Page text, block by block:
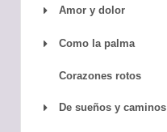
Amor y dolor
Como la palma
Corazones rotos
De sueños y caminos